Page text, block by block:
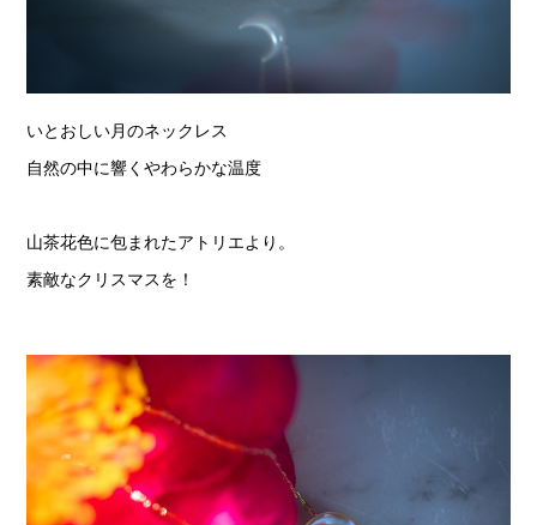
いとおしい月のネックレス
自然の中に響くやわらかな温度
山茶花色に包まれたアトリエより。
素敵なクリスマスを！